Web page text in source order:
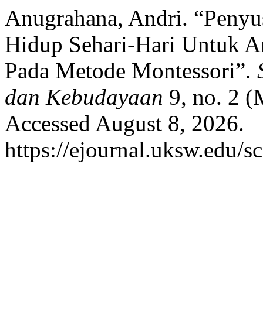
Anugrahana, Andri.
Hidup Sehari-Hari Untuk
Pada Metode Montessori”.
dan Kebudayaan 9, no. 2
Accessed August 8, 2026.
https://ejournal.uksw.edu/